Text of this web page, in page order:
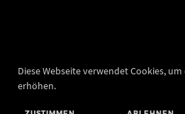
Diese Webseite verwendet Cookies,
erhöhen.